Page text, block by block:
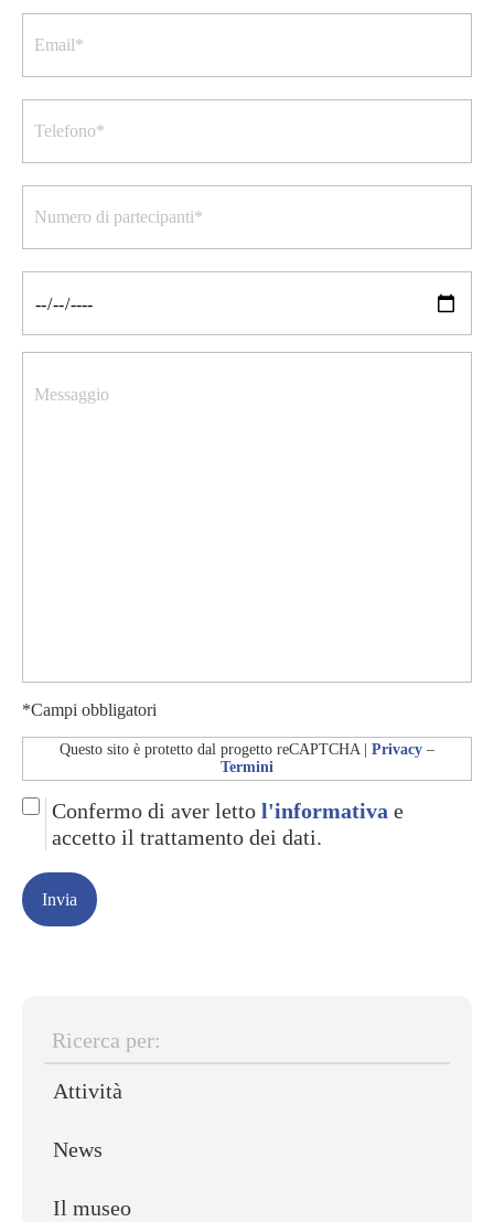
*Campi obbligatori
Questo sito è protetto dal progetto reCAPTCHA | Privacy –
Termini
Confermo di aver letto l'informativa e
accetto il trattamento dei dati.
Ricerca
per:
Attività
News
Il museo